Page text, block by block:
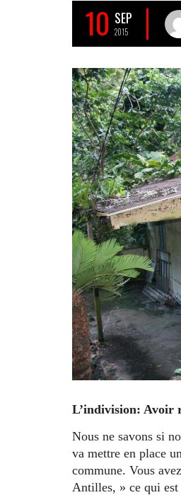
10 SEP
2015
L’indivision: Avoir
Nous ne savons si
va mettre en place
commune. Vous
Antilles, » ce qui